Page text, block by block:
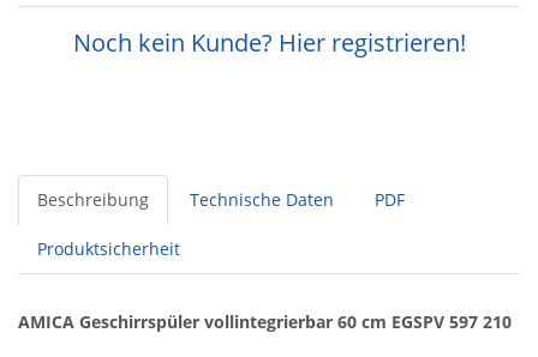
Noch kein Kunde? Hier registrieren!
Beschreibung Technische Daten PDF
Produktsicherheit
AMICA Geschirrspüler vollintegrierbar 60 cm EGSPV 597 210